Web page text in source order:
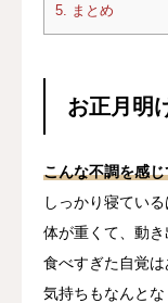
5. まとめ
お正月明
こんな不調を感
しっかり寝てい
体が重くて、動
食べすぎた自覚
気持ちもなんと